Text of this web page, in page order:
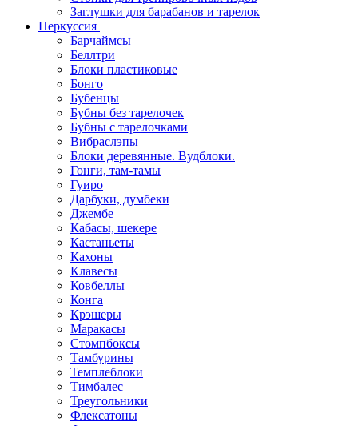
Заглушки для барабанов и тарелок
Перкуссия
Барчаймсы
Беллтри
Блоки пластиковые
Бонго
Бубенцы
Бубны без тарелочек
Бубны с тарелочками
Вибраслэпы
Блоки деревянные. Вудблоки.
Гонги, там-тамы
Гуиро
Дарбуки, думбеки
Джембе
Кабасы, шекере
Кастаньеты
Кахоны
Клавесы
Ковбеллы
Конга
Крэшеры
Маракасы
Стомпбоксы
Тамбурины
Темплеблоки
Тимбалес
Треугольники
Флексатоны